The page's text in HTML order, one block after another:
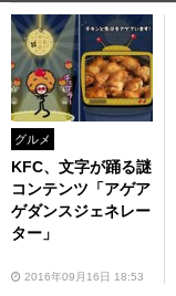
グルメ
KFC、文字が踊る謎
コンテンツ「アゲア
ゲダンスジェネレー
ター」
2016年09月16日 18:53